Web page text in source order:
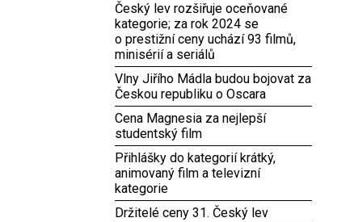
Český lev rozšiřuje oceňované
kategorie; za rok 2024 se
o prestižní ceny uchází 93 filmů,
minisérií a seriálů
Vlny Jiřího Mádla budou bojovat za
Českou republiku o Oscara
Cena Magnesia za nejlepší
studentský film
Přihlášky do kategorií krátký,
animovaný film a televizní
kategorie
Držitelé ceny 31. Český lev